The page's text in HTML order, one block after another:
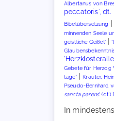
Albertanus von
peccatoris', dt.
Bibelübersetzung |
minnenden Seele
geistliche Geißel'|
Gebete für Herzog
tage'| Krauter,
Pseudo-Bernhard
sancta parens' (dt.)
In